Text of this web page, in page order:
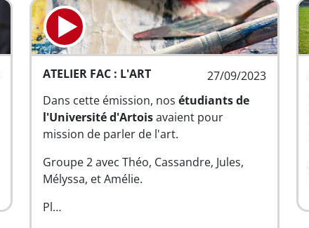
27/09/2023
ATELIER FAC : L'ART
Dans cette émission, nos étudiants de
l'Université d'Artoisavaient pour
mission de parler de l'art.
Groupe 2 avec Théo, Cassandre, Jules,
Mélyssa, et Amélie.
Pl…